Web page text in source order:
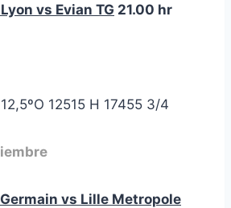
vs Evian TG 21.00 hr
12515 H 17455 3/4
vs Lille Metropole